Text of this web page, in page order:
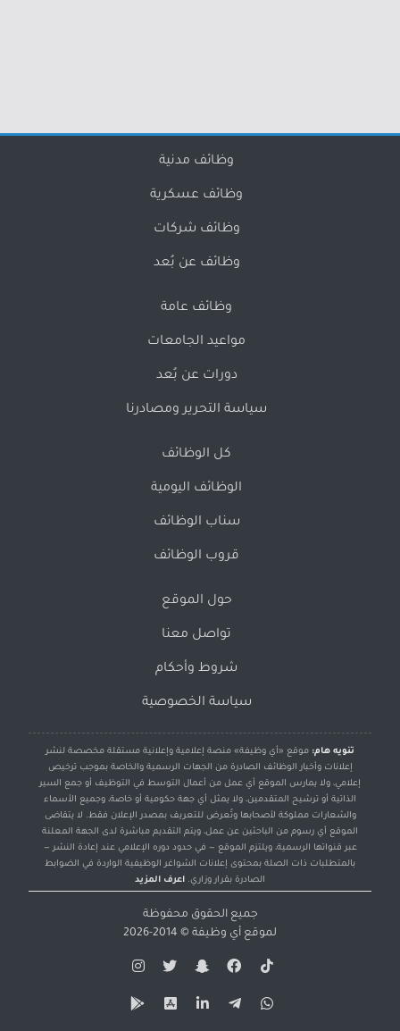
وظائف مدنية
وظائف عسكرية
وظائف شركات
وظائف عن بُعد
وظائف عامة
مواعيد الجامعات
دورات عن بُعد
سياسة التحرير ومصادرنا
كل الوظائف
الوظائف اليومية
سناب الوظائف
قروب الوظائف
حول الموقع
تواصل معنا
شروط وأحكام
سياسة الخصوصية
تنويه هام: موقع «أي وظيفة» منصة إعلامية وإعلانية مستقلة مخصصة لنشر
إعلانات وأخبار الوظائف الصادرة من الجهات الرسمية والخاصة بموجب ترخيص
إعلامي، ولا يمارس الموقع أي عمل من أعمال التوسط في التوظيف أو جمع السير
الذاتية أو ترشيح المتقدمين، ولا يمثل أي جهة حكومية أو خاصة، وجميع الأسماء
والشعارات مملوكة لأصحابها وتُعرض للتعريف بمصدر الإعلان فقط. لا يتقاضى
الموقع أي رسوم من الباحثين عن عمل، ويتم التقديم مباشرة لدى الجهة المعلنة
عبر قنواتها الرسمية، ويلتزم الموقع — في حدود دوره الإعلامي عند إعادة النشر —
بالمتطلبات ذات الصلة بمحتوى إعلانات الشواغر الوظيفية الواردة في الضوابط
الصادرة بقرار وزاري. اعرف المزيد
جميع الحقوق محفوظة
لموقع أي وظيفة © 2014-2026